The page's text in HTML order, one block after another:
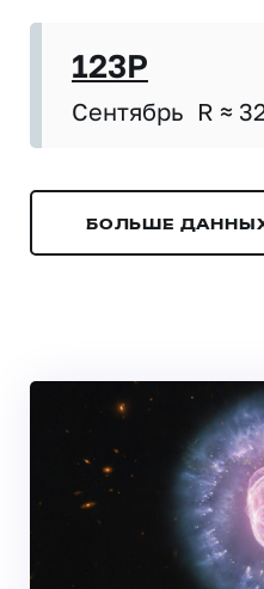
123P
Сентябрь R ≈
БОЛЬШЕ